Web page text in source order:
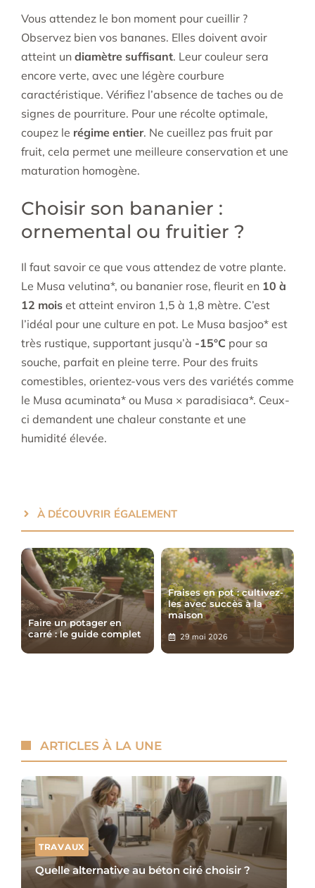
Vous attendez le bon moment pour cueillir ?
Observez bien vos bananes. Elles doivent avoir
atteint un diamètre suffisant. Leur couleur sera
encore verte, avec une légère courbure
caractéristique. Vérifiez l’absence de taches ou de
signes de pourriture. Pour une récolte optimale,
coupez le régime entier. Ne cueillez pas fruit par
fruit, cela permet une meilleure conservation et une
maturation homogène.
Choisir son bananier :
ornemental ou fruitier ?
Il faut savoir ce que vous attendez de votre plante.
Le Musa velutina*, ou bananier rose, fleurit en 10 à
12 mois et atteint environ 1,5 à 1,8 mètre. C’est
l’idéal pour une culture en pot. Le Musa basjoo* est
très rustique, supportant jusqu’à -15°C pour sa
souche, parfait en pleine terre. Pour des fruits
comestibles, orientez-vous vers des variétés comme
le Musa acuminata* ou Musa × paradisiaca*. Ceux-
ci demandent une chaleur constante et une
humidité élevée.
À DÉCOUVRIR ÉGALEMENT
Faire un potager en
carré : le guide complet
Fraises en pot : cultivez-
les avec succès à la
maison
29 mai 2026
ARTICLES À LA UNE
TRAVAUX
Quelle alternative au béton ciré choisir ?